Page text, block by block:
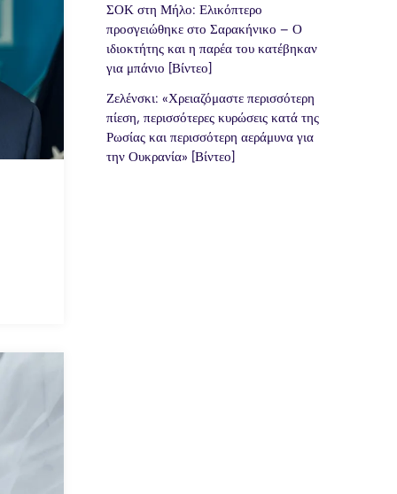
ΣΟΚ στη Μήλο: Ελικόπτερο
προσγειώθηκε στο Σαρακήνικο – Ο
ιδιοκτήτης και η παρέα του κατέβηκαν
για μπάνιο [Βίντεο]
Ζελένσκι: «Χρειαζόμαστε περισσότερη
πίεση, περισσότερες κυρώσεις κατά της
Ρωσίας και περισσότερη αεράμυνα για
την Ουκρανία» [Βίντεο]